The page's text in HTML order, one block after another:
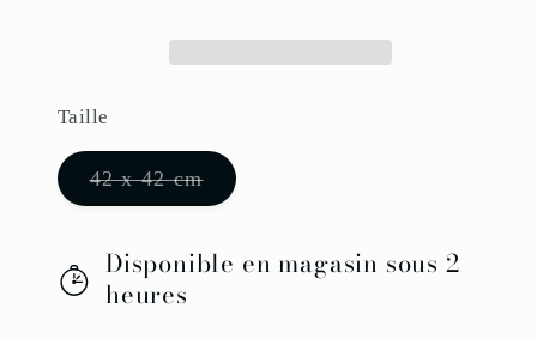
Taille
42 x 42 cmVariante
épuisée
Disponible en magasin sous 2
heures